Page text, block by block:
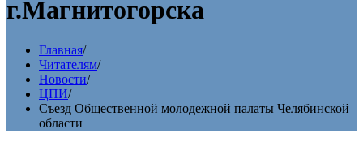
г.Магнитогорска
Главная/
Читателям/
Новости/
ЦПИ/
Съезд Общественной молодежной палаты Челябинской
области